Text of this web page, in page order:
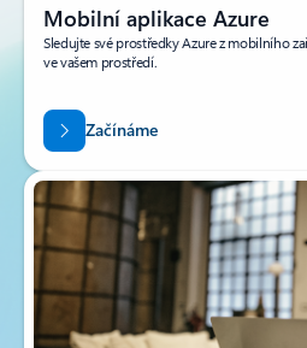
Mobilní aplikace Azure
Sledujte své prostředky Azure z mobilního
ve vašem prostředí.
Začínáme